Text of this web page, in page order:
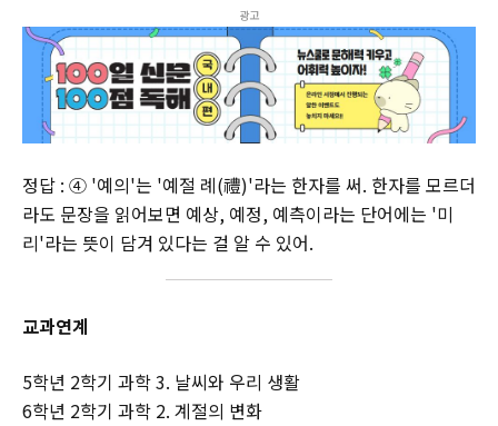
광고
정답 : ④ '예의'는 '예절 례(禮)'라는 한자를 써. 한자를 모르더
라도 문장을 읽어보면 예상, 예정, 예측이라는 단어에는 '미
리'라는 뜻이 담겨 있다는 걸 알 수 있어.
교과연계
5학년 2학기 과학 3. 날씨와 우리 생활
6학년 2학기 과학 2. 계절의 변화